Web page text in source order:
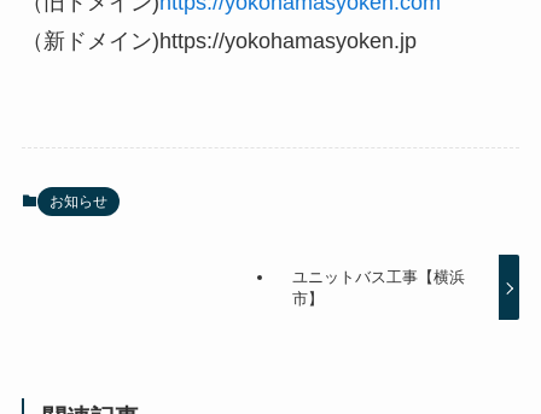
（新ドメイン)https://yokohamasyoken.jp
お知らせ
ユニットバス工事【横浜
市】